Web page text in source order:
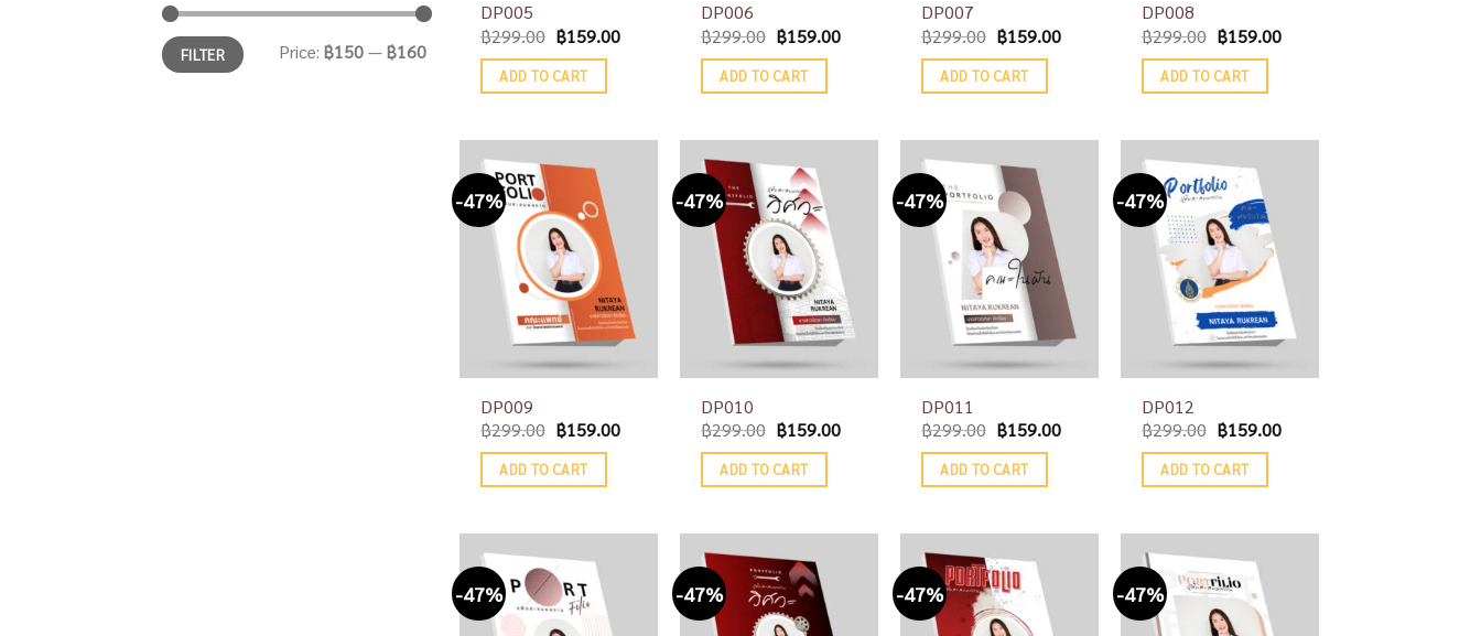
FILTER Price: ฿150—฿160
DP005
฿299.00 ฿159.00
ADD TO CART
DP006
฿299.00 ฿159.00
ADD TO CART
DP007
฿299.00 ฿159.00
ADD TO CART
DP008
฿299.00 ฿159.00
ADD TO CART
-47%
Add to
wishlist
DP009
฿299.00 ฿159.00
ADD TO CART
-47%
Add to
wishlist
DP010
฿299.00 ฿159.00
ADD TO CART
-47%
Add to
wishlist
DP011
฿299.00 ฿159.00
ADD TO CART
-47%
Add to
wishlist
DP012
฿299.00 ฿159.00
ADD TO CART
-47%
Add to
wishlist
-47%
Add to
wishlist
-47%
Add to
wishlist
-47%
Add to
wishlist